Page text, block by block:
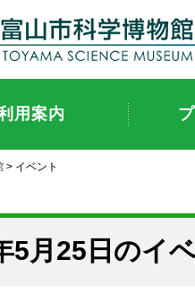
用案内
> イベント
5月25日のイ